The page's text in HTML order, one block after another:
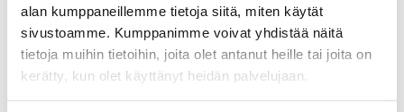
alan kumppaneillemme tietoja siitä, miten käytät
sivustoamme. Kumppanimme voivat yhdistää näitä
tietoja muihin tietoihin, joita olet antanut heille tai joita on
kerätty, kun olet käyttänyt heidän palvelujaan.